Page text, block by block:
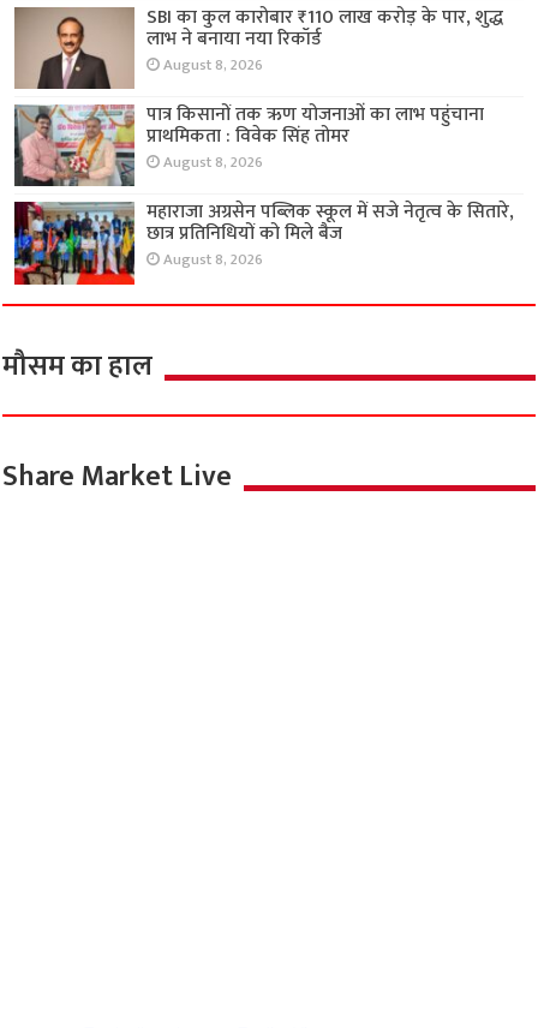
SBI का कुल कारोबार ₹110 लाख करोड़ के पार, शुद्ध
लाभ ने बनाया नया रिकॉर्ड
August 8, 2026
पात्र किसानों तक ऋण योजनाओं का लाभ पहुंचाना
प्राथमिकता : विवेक सिंह तोमर
August 8, 2026
महाराजा अग्रसेन पब्लिक स्कूल में सजे नेतृत्व के सितारे,
छात्र प्रतिनिधियों को मिले बैज
August 8, 2026
मौसम का हाल
Share Market Live